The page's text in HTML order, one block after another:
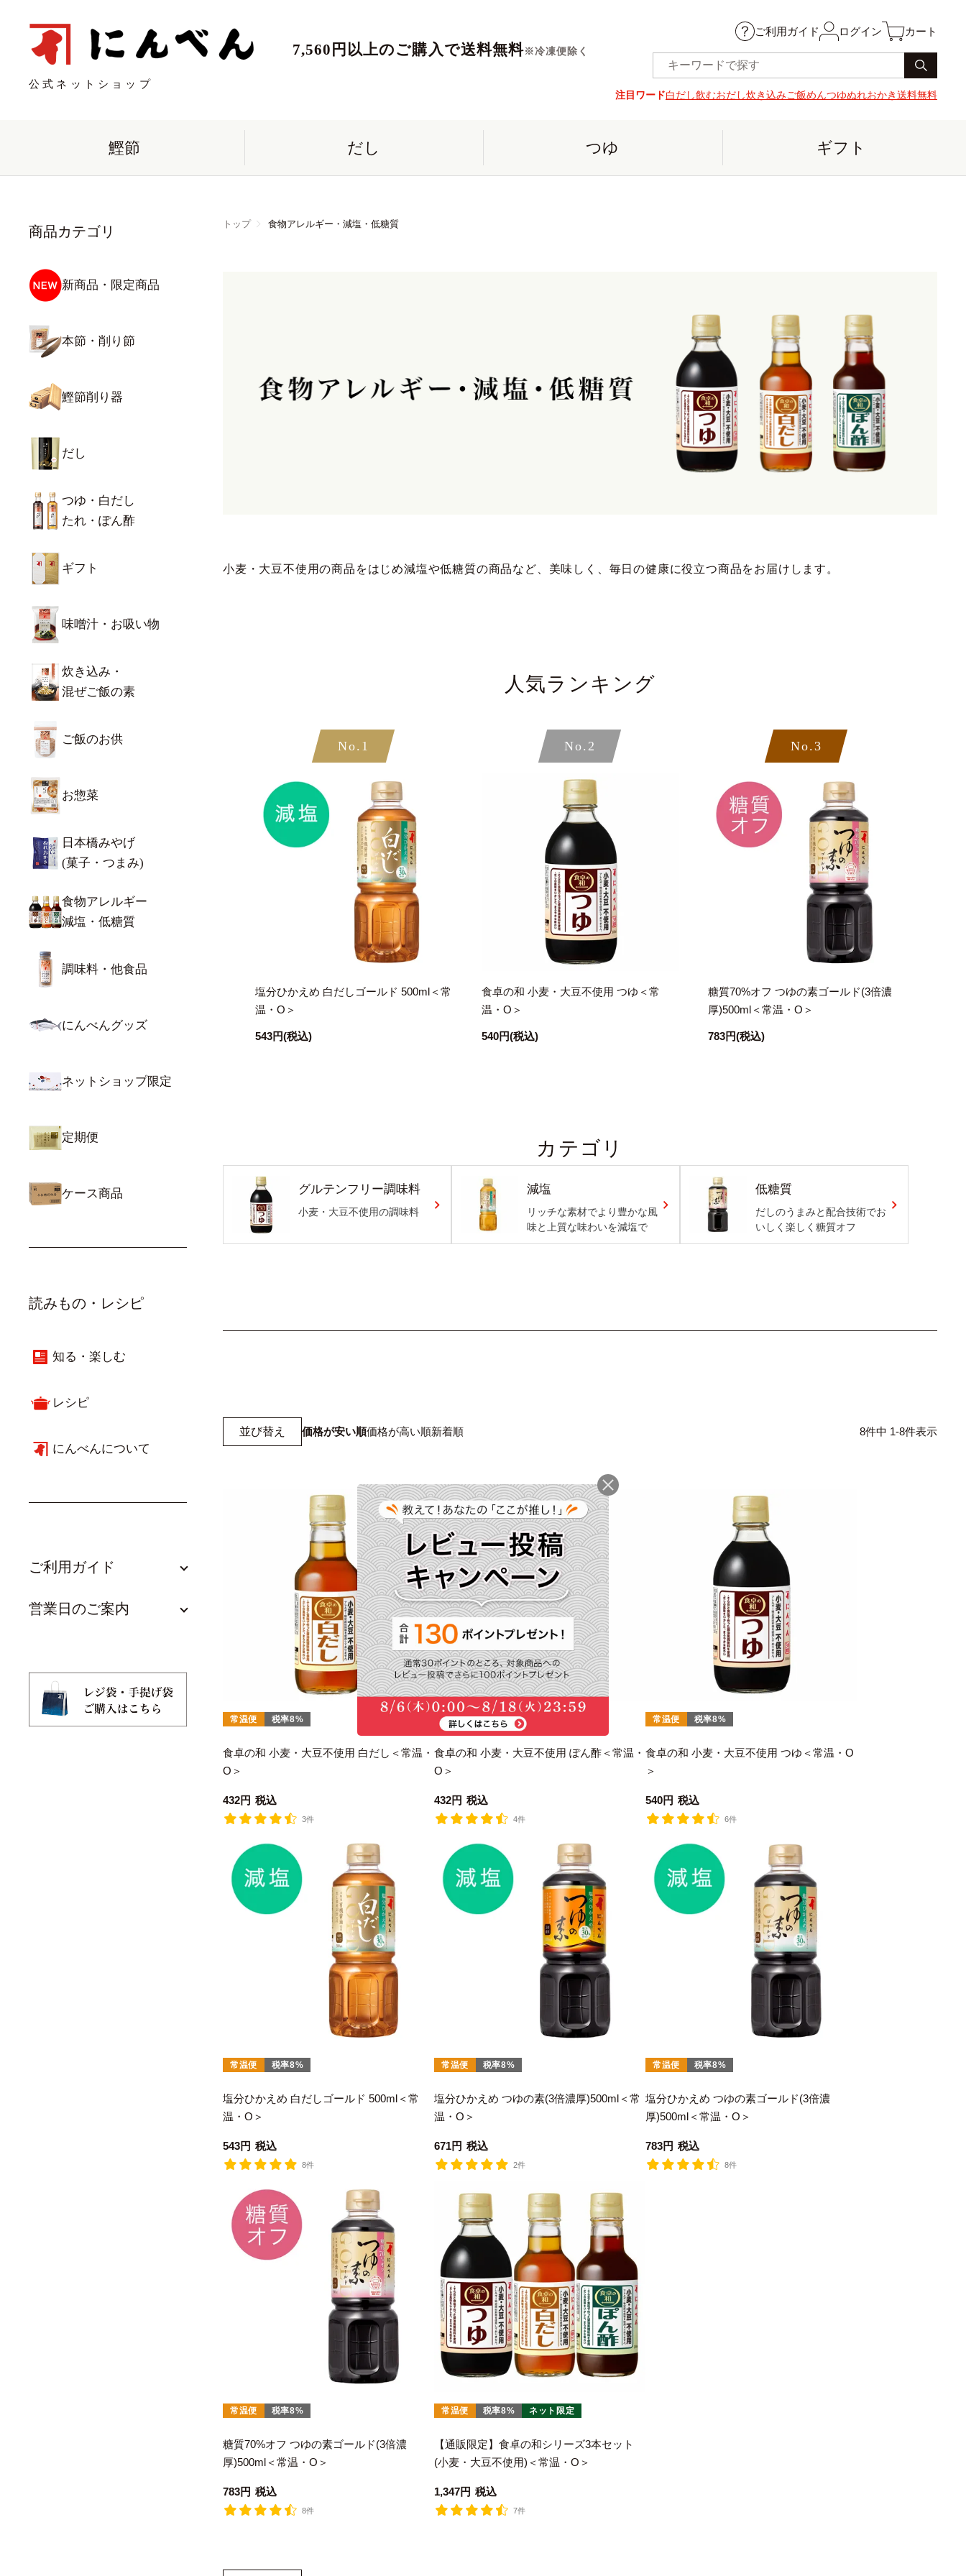
7,560円以上のご購入で送料無料※冷凍便除く
公式ネットショップ
ご利用ガイド ログイン カート
注目ワード白だし飲むおだし炊き込みご飯めんつゆぬれおかき送料無料
鰹節 だし つゆ ギフト
商品カテゴリ
新商品・限定商品
本節・削り節
鰹節削り器
だし
つゆ・白だし
たれ・ぽん酢
ギフト
味噌汁・お吸い物
炊き込み・
混ぜご飯の素
ご飯のお供
お惣菜
日本橋みやげ
(菓子・つまみ)
食物アレルギー
減塩・低糖質
調味料・他食品
にんべんグッズ
ネットショップ限定
定期便
ケース商品
読みもの・レシピ
知る・楽しむ
レシピ
にんべんについて
ご利用ガイド
営業日のご案内
トップ 食物アレルギー・減塩・低糖質
小麦・大豆不使用の商品をはじめ減塩や低糖質の商品など、美味しく、毎日の健康に役立つ商品をお届けします。
人気ランキング
No.1
塩分ひかえめ 白だしゴールド 500ml＜常
温・O＞
543円(税込)
No.2
食卓の和 小麦・大豆不使用 つゆ＜常
温・O＞
540円(税込)
No.3
糖質70%オフ つゆの素ゴールド(3倍濃
厚)500ml＜常温・O＞
783円(税込)
グルテンフリー調味料
小麦・大豆不使用の調味料
減塩
リッチな素材でより豊かな風
味と上質な味わいを減塩で
低糖質
だしのうまみと配合技術でお
いしく楽しく糖質オフ
カテゴリ
並び替え 価格が安い順価格が高い順新着順 8件中 1-8件表示
常温便 税率8%
食卓の和 小麦・大豆不使用 白だし＜常温・
O＞
432 税込
3件
常温便 税率8%
食卓の和 小麦・大豆不使用 ぽん酢＜常温・
O＞
432 税込
4件
常温便 税率8%
食卓の和 小麦・大豆不使用 つゆ＜常温・O
＞
540 税込
6件
常温便 税率8%
塩分ひかえめ 白だしゴールド 500ml＜常
温・O＞
543 税込
8件
常温便 税率8%
塩分ひかえめ つゆの素(3倍濃厚)500ml＜常
温・O＞
671 税込
2件
常温便 税率8%
塩分ひかえめ つゆの素ゴールド(3倍濃
厚)500ml＜常温・O＞
783 税込
8件
常温便 税率8%
糖質70%オフ つゆの素ゴールド(3倍濃
厚)500ml＜常温・O＞
783 税込
8件
常温便 税率8% ネット限定
【通販限定】食卓の和シリーズ3本セット
(小麦・大豆不使用)＜常温・O＞
1,347 税込
7件